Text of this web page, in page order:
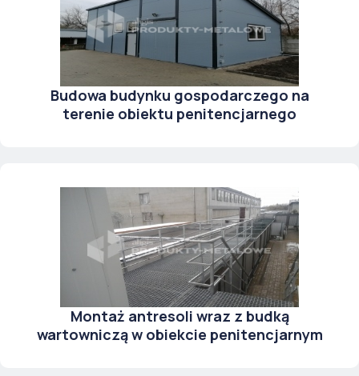
Budowa budynku gospodarczego na
terenie obiektu penitencjarnego
Montaż antresoli wraz z budką
wartowniczą w obiekcie penitencjarnym